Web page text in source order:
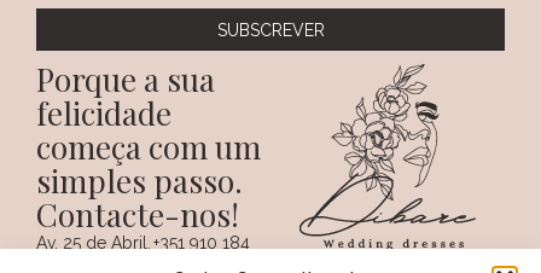
Porque a sua
felicidade
começa com um
simples passo.
Contacte-nos!
Av. 25 de Abril,+351 910 184